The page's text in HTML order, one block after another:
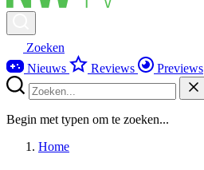
Zoeken
Nieuws
Reviews Previews
Begin met typen om te zoeken...
Home